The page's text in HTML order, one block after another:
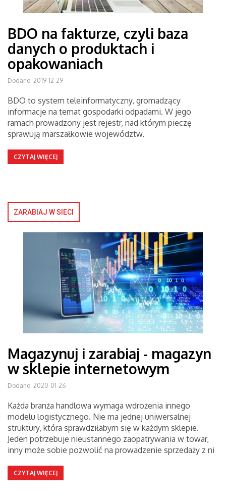
BDO na fakturze, czyli baza
danych o produktach i
opakowaniach
Dodano: 2019-12-29
BDO to system teleinformatyczny, gromadzący
informacje na temat gospodarki odpadami. W jego
ramach prowadzony jest rejestr, nad którym pieczę
sprawują marszałkowie województw.
CZYTAJ WIĘCEJ
ZARABIAJ W SIECI
Magazynuj i zarabiaj - magazyn
w sklepie internetowym
Dodano: 2020-01-26
Każda branża handlowa wymaga wdrożenia innego
modelu logistycznego. Nie ma jednej uniwersalnej
struktury, która sprawdziłabym się w każdym sklepie.
Jeden potrzebuje nieustannego zaopatrywania w towar,
inny może sobie pozwolić na prowadzenie sprzedaży z ni
CZYTAJ WIĘCEJ